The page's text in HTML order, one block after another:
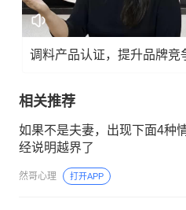
调料产品认证，提升品牌竞
相关推荐
如果不是夫妻，出现下面4种
经说明越界了
然哥心理 打开APP